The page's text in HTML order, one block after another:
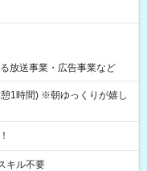
放送事業・広告事業など
1時間) ※朝ゆっくりが嬉し
キル不要